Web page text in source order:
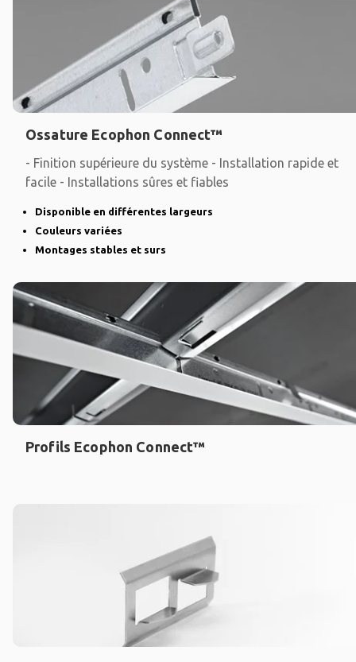
Ossature Ecophon Connect™
- Finition supérieure du système - Installation rapide et
facile - Installations sûres et fiables
Disponible en différentes largeurs
Couleurs variées
Montages stables et surs
Profils Ecophon Connect™